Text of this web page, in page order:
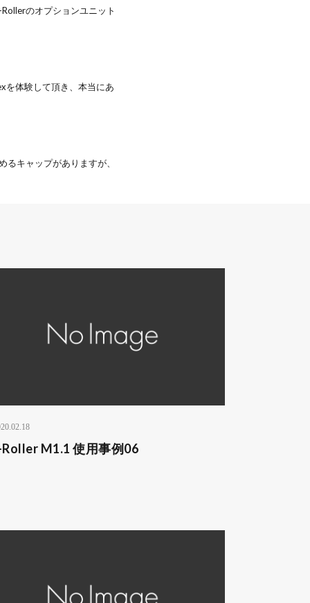
のオプションユニット
を体験して頂き、本当にあ
キャップがありますが、
M1.1 使用事例06